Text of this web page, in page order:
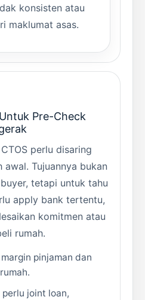
konsisten atau
maklumat asas.
Pre-Check
perlu disaring
awal. Tujuannya bukan
tetapi untuk tahu
apply bank tertentu,
komitmen atau
rumah.
pinjaman dan
perlu joint loan,